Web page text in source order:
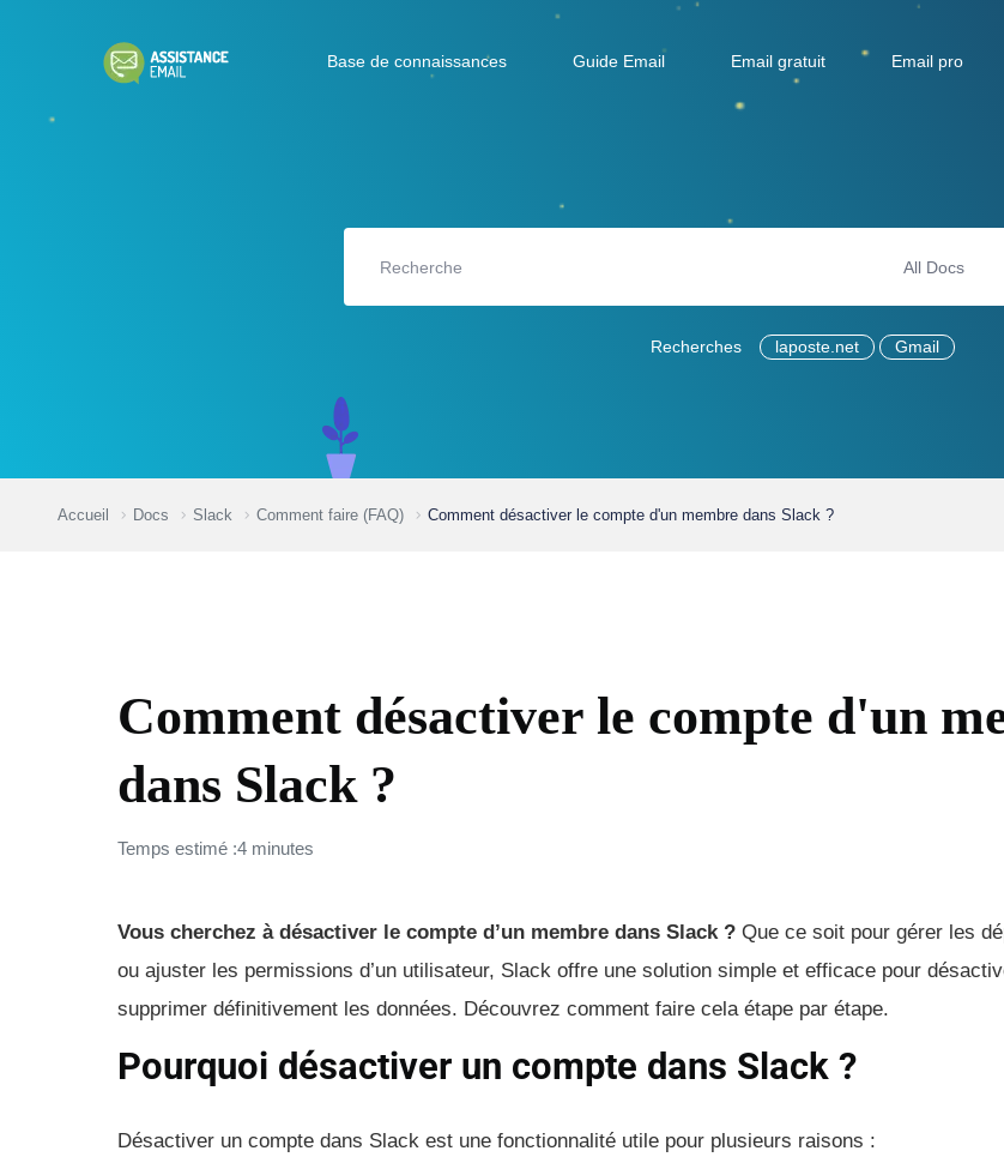
Base de connaissances Guide Email Email gratuit Email pro
Recherches laposte.net Gmail
Accueil Docs Slack Comment faire (FAQ) Comment désactiver le compte d'un membre dans Slack ?
Comment désactiver le compte d'un
dans Slack ?
Temps estimé :4 minutes
Vous cherchez à désactiver le compte d’un membre dans Slack ? Que ce soit pour gérer les
ou ajuster les permissions d’un utilisateur, Slack offre une solution simple et efficace pour
supprimer définitivement les données. Découvrez comment faire cela étape par étape.
Pourquoi désactiver un compte dans Slack ?
Désactiver un compte dans Slack est une fonctionnalité utile pour plusieurs raisons :